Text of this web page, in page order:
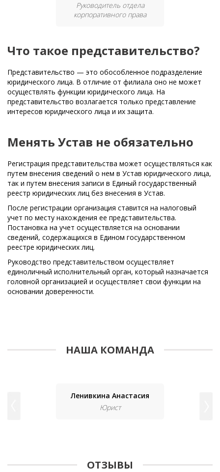
Руководитель отдела
корпоративного права
Что такое представительство?
Представительство — это обособленное подразделение
юридического лица. В отличие от филиала оно не может
осуществлять функции юридического лица. На
представительство возлагается только представление
интересов юридического лица и их защита.
Менять Устав не обязательно
Регистрация представительства может осуществляться как
путем внесения сведений о нем в Устав юридического лица,
так и путем внесения записи в Единый государственный
реестр юридических лиц без внесения в Устав.
После регистрации организация ставится на налоговый
учет по месту нахождения ее представительства.
Постановка на учет осуществляется на основании
сведений, содержащихся в Едином государственном
реестре юридических лиц.
Руководство представительством осуществляет
единоличный исполнительный орган, который назначается
головной организацией и осуществляет свои функции на
основании доверенности.
НАША КОМАНДА
Ленивкина Анастасия
Юрист
ОТЗЫВЫ